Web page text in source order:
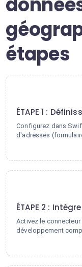
étapes
ÉTAPE 1 :
Configurez dans
d'adresses
ÉTAPE 2 :
Activez le connecteur
développement